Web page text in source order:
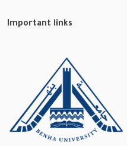
Important links